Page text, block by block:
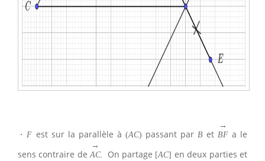
⋅ F est sur la parallèle à (AC) passant par B et
→
BFa le
sens contraire de
→
AC. On partage [AC] en deux parties et